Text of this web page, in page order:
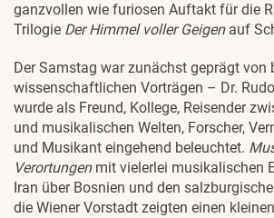
ganzvollen wie furiosen Auftakt für die
Trilogie Der Himmel voller Geigenauf
Der Samstag war zunächst geprägt von
wissenschaftlichen Vorträgen – Dr.
wurde als Freund, Kollege, Reisender
und musikalischen Welten, Forscher,
und Musikant eingehend beleuchtet.
Verortungenmit vielerlei musikalischen
Iran über Bosnien und den
die Wiener Vorstadt zeigten einen